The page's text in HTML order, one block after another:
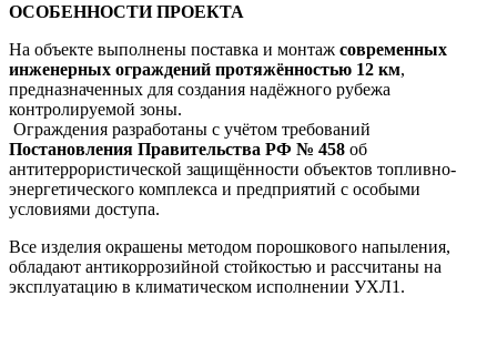
ОСОБЕННОСТИ ПРОЕКТА
На объекте выполнены поставка и монтаж современных
инженерных ограждений протяжённостью 12 км,
предназначенных для создания надёжного рубежа
контролируемой зоны.
Ограждения разработаны с учётом требований
Постановления Правительства РФ № 458 об
антитеррористической защищённости объектов топливно-
энергетического комплекса и предприятий с особыми
условиями доступа.
Все изделия окрашены методом порошкового напыления,
обладают антикоррозийной стойкостью и рассчитаны на
эксплуатацию в климатическом исполнении УХЛ1.